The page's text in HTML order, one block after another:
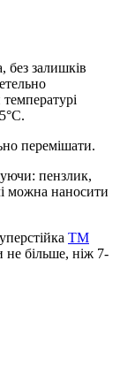
без залишків
перемішати.
пензлик,
можна наносити
ТМ
більше, ніж 7-